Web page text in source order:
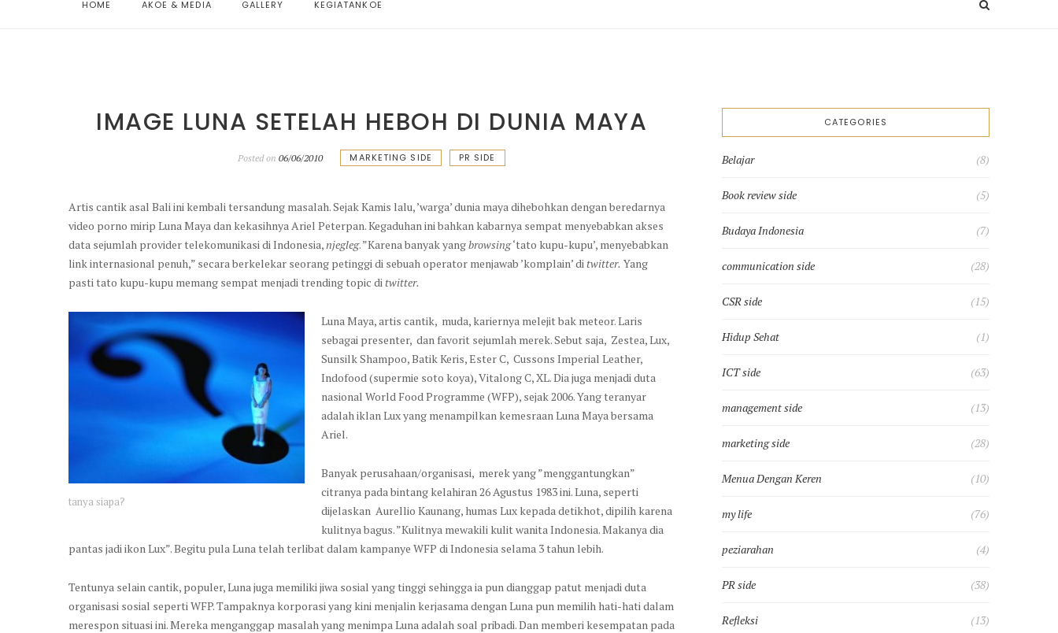
HOME AKOE & MEDIA GALLERY KEGIATANKOE
IMAGE LUNA SETELAH HEBOH DI DUNIA MAYA
Posted on06/06/2010 MARKETING SIDE PR SIDE
Artis cantik asal Bali ini kembali tersandung masalah. Sejak Kamis lalu, ’warga’ dunia maya dihebohkan dengan beredarnya
video porno mirip Luna Maya dan kekasihnya Ariel Peterpan. Kegaduhan ini bahkan kabarnya sempat menyebabkan akses
data sejumlah provider telekomunikasi di Indonesia,njegleg. ”Karena banyak yangbrowsing‘tato kupu-kupu’, menyebabkan
link internasional penuh,” secara berkelekar seorang petinggi di sebuah operator menjawab ’komplain’ ditwitter. Yang
pasti tato kupu-kupu memang sempat menjadi trending topic ditwitter.
tanya siapa?
Luna Maya, artis cantik, muda, kariernya melejit bak meteor. Laris
sebagai presenter, dan favorit sejumlah merek. Sebut saja, Zestea, Lux,
Sunsilk Shampoo, Batik Keris, Ester C, Cussons Imperial Leather,
Indofood (supermie soto koya), Vitalong C, XL. Dia juga menjadi duta
nasional World Food Programme (WFP), sejak 2006. Yang teranyar
adalah iklan Lux yang menampilkan kemesraan Luna Maya bersama
Ariel.
Banyak perusahaan/organisasi, merek yang ”menggantungkan”
citranya pada bintang kelahiran 26 Agustus 1983 ini. Luna, seperti
dijelaskan Aurellio Kaunang, humas Lux kepada detikhot, dipilih karena
kulitnya bagus. ”Kulitnya mewakili kulit wanita Indonesia. Makanya dia
pantas jadi ikon Lux”. Begitu pula Luna telah terlibat dalam kampanye WFP di Indonesia selama 3 tahun lebih.
Tentunya selain cantik, populer, Luna juga memiliki jiwa sosial yang tinggi sehingga ia pun dianggap patut menjadi duta
organisasi sosial seperti WFP. Tampaknya korporasi yang kini menjalin kerjasama dengan Luna pun memilih hati-hati dalam
merespon situasi ini. Mereka menganggap masalah yang menimpa Luna adalah soal pribadi. Dan memberi kesempatan pada
CATEGORIES
Belajar (8)
Book review side (5)
Budaya Indonesia (7)
communication side (28)
CSR side (15)
Hidup Sehat (1)
ICT side (63)
management side (13)
marketing side (28)
Menua Dengan Keren (10)
my life (76)
peziarahan (4)
PR side (38)
Refleksi (13)